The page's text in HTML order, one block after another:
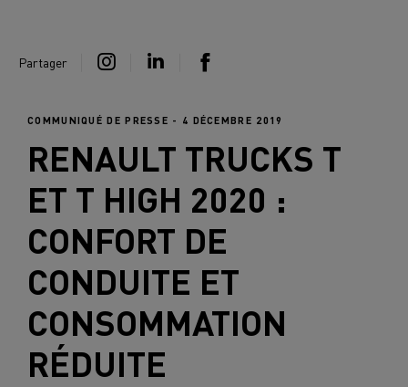
Partager
COMMUNIQUÉ DE PRESSE - 4 DÉCEMBRE 2019
RENAULT TRUCKS T
ET T HIGH 2020 :
CONFORT DE
CONDUITE ET
CONSOMMATION
RÉDUITE